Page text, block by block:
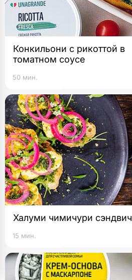
Конкильони с рикоттой в
томатном соусе
50 мин.
Халуми чимичури сэндвич
15 мин.